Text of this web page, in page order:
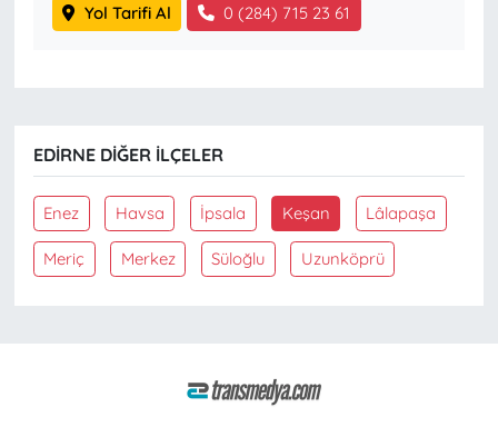
Yol Tarifi Al 0 (284) 715 23 61
EDIRNE DIĞER İLÇELER
Enez Havsa İpsala Keşan Lâlapaşa
Meriç Merkez Süloğlu Uzunköprü